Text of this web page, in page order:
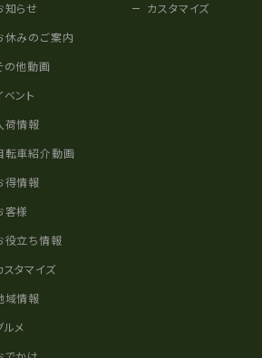
知らせ
休みのご案内
の他動画
ベント
荷情報
転車紹介動画
得情報
客様
役立ち情報
スタマイズ
域情報
ルメ
カスタマイズ